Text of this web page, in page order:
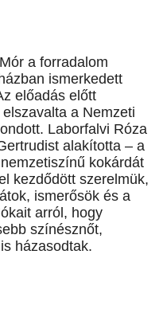
a forradalom
ismerkedett
előadás előtt
a Nemzeti
Laborfalvi Róza
alakította – a
kokárdát
kezdődött szerelmük,
ismerősök és a
arról, hogy
színésznőt,
házasodtak.